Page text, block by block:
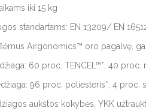
iki 15 kg
standartams: EN 13209/ EN
Airgonomics™ oro pagalvę,
60 proc. TENCEL™*, 40 proc.
96 proc. poliesteris*, 4 proc.
aukštos kokybės, YKK